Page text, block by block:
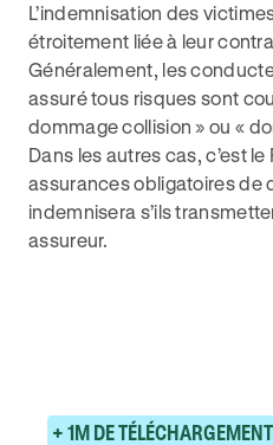
L’indemnisation des
étroitement liée à leur
Généralement, les
assuré tous risques sont
dommage collision » ou «
Dans les autres cas, c’est
assurances obligatoires de
indemnisera s’ils
assureur.
+ 1M DE